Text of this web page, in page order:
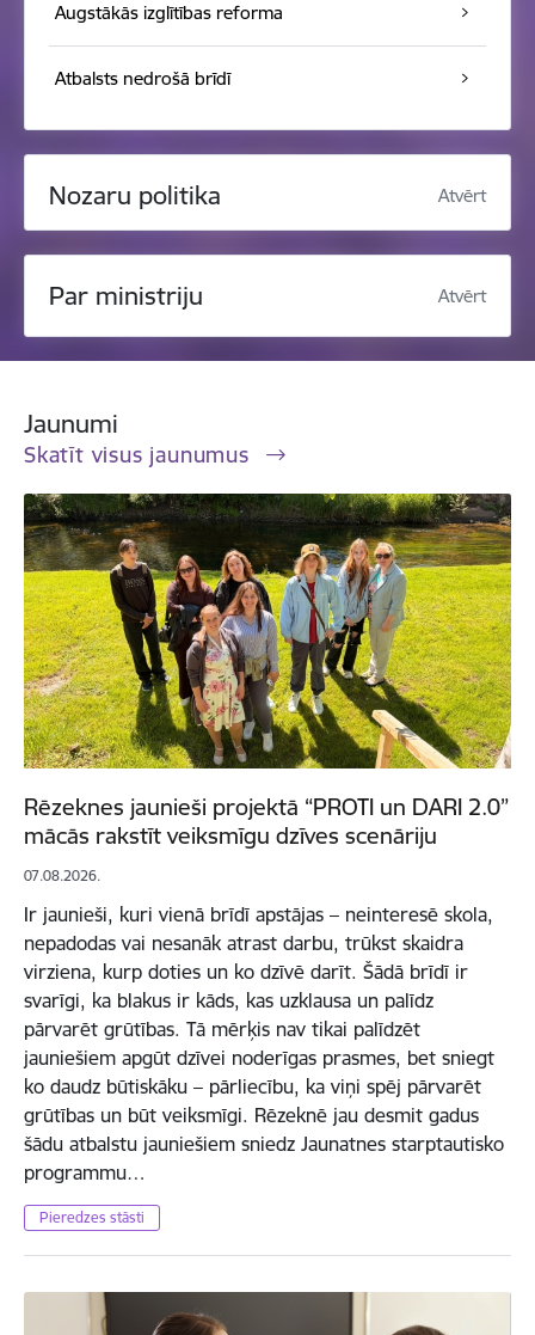
Augstākās izglītības reforma
Atbalsts nedrošā brīdī
Nozaru politika Atvērt
Par ministriju Atvērt
Jaunumi
Skatīt visus jaunumus
Rēzeknes jaunieši projektā “PROTI un DARI 2.0”
mācās rakstīt veiksmīgu dzīves scenāriju
07.08.2026.
Ir jaunieši, kuri vienā brīdī apstājas – neinteresē skola,
nepadodas vai nesanāk atrast darbu, trūkst skaidra
virziena, kurp doties un ko dzīvē darīt. Šādā brīdī ir
svarīgi, ka blakus ir kāds, kas uzklausa un palīdz
pārvarēt grūtības. Tā mērķis nav tikai palīdzēt
jauniešiem apgūt dzīvei noderīgas prasmes, bet sniegt
ko daudz būtiskāku – pārliecību, ka viņi spēj pārvarēt
grūtības un būt veiksmīgi. Rēzeknē jau desmit gadus
šādu atbalstu jauniešiem sniedz Jaunatnes starptautisko
programmu…
Pieredzes stāsti